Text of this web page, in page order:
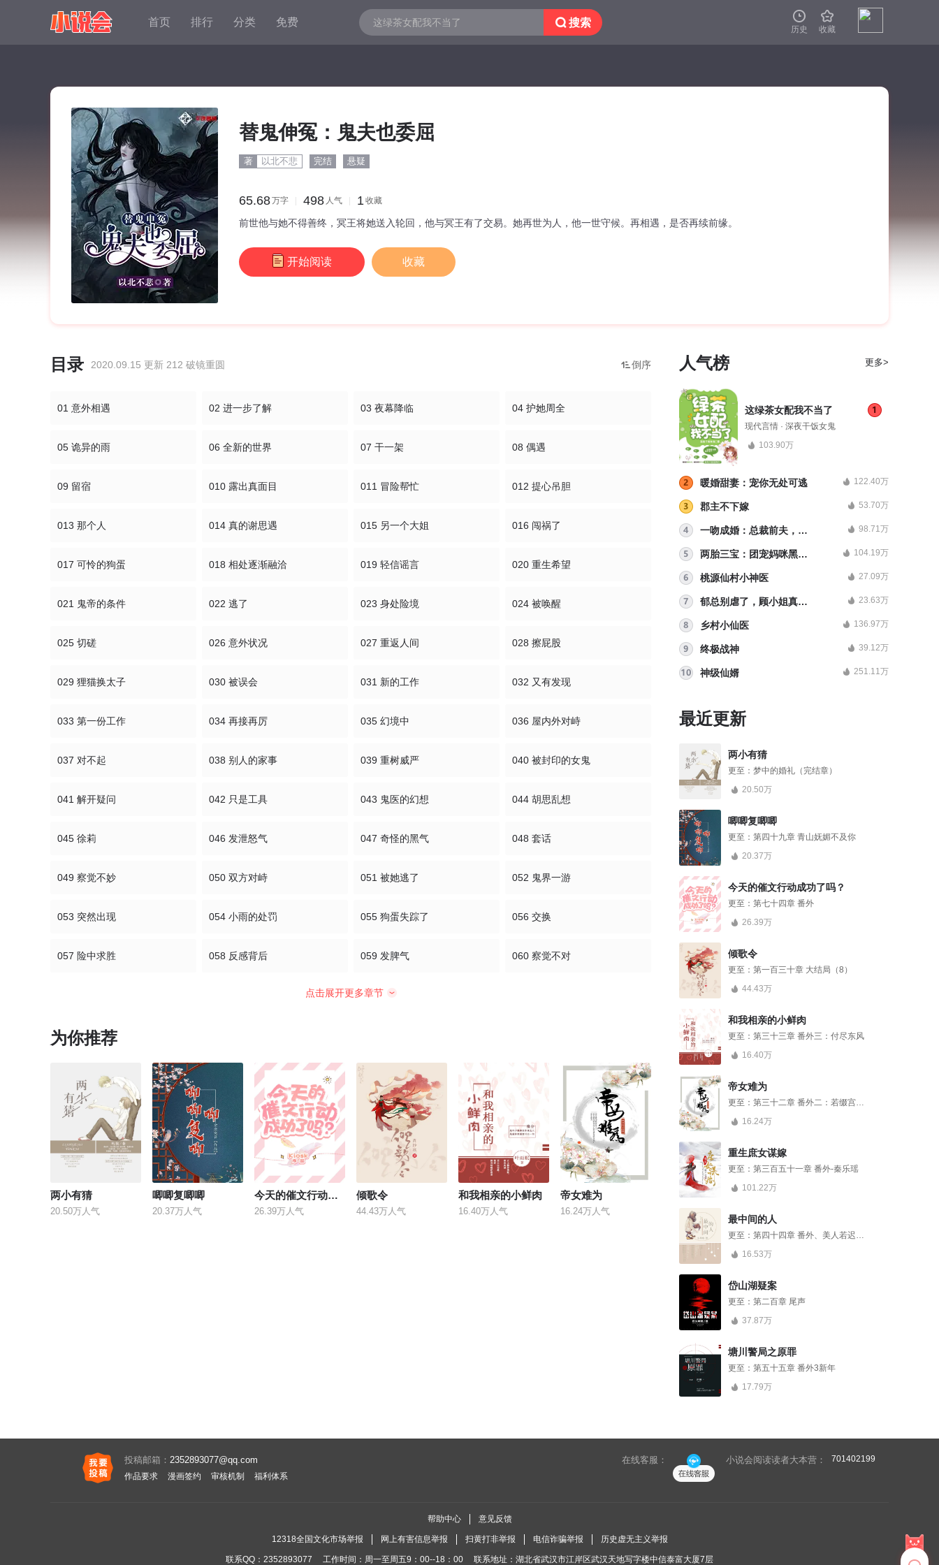
替鬼伸冤：鬼夫也委屈
著 以北不悲 完结 悬疑
65.68万字 498 人气 1收藏
前世他与她不得善终，冥王将她送入轮回，他与冥王有了交易。她再世为人，他一世守候。再相遇，是否再续前缘。
开始阅读 收藏
目录 2020.09.15 更新 212 破镜重圆 倒序
01 意外相遇 02 进一步了解 03 夜幕降临 04 护她周全
05 诡异的雨 06 全新的世界 07 干一架 08 偶遇
09 留宿 010 露出真面目 011 冒险帮忙 012 提心吊胆
013 那个人 014 真的谢思遇 015 另一个大姐 016 闯祸了
017 可怜的狗蛋 018 相处逐渐融洽 019 轻信谣言 020 重生希望
021 鬼帝的条件 022 逃了 023 身处险境 024 被唤醒
025 切磋 026 意外状况 027 重返人间 028 擦屁股
029 狸猫换太子 030 被误会 031 新的工作 032 又有发现
033 第一份工作 034 再接再厉 035 幻境中 036 屋内外对峙
037 对不起 038 别人的家事 039 重树威严 040 被封印的女鬼
041 解开疑问 042 只是工具 043 鬼医的幻想 044 胡思乱想
045 徐莉 046 发泄怒气 047 奇怪的黑气 048 套话
049 察觉不妙 050 双方对峙 051 被她逃了 052 鬼界一游
053 突然出现 054 小雨的处罚 055 狗蛋失踪了 056 交换
057 险中求胜 058 反感背后 059 发脾气 060 察觉不对
063 找对了人
065 尴尬离场
069 停滞不前 070 去找他们 071 再去鬼屋
072 绝不同流合污 073 变换目标 074 黑佘的计划
076 谢思遇晕了 077 逃避 078 谈崩了 079 郁小雨丢了
080 徐莉的秘密 082 即将逃脱 081 看得见摸得着
108 意外的现身 109 揪出来
117 只留下了背影 118 无声的抗争 119 第二次上门
点击展开更多章节
为你推荐
两小有猜
20.50万人气
唧唧复唧唧
20.37万人气
今天的催文行动成功了吗？
26.39万人气
倾歌令
44.43万人气
和我相亲的小鲜肉
16.40万人气
帝女难为
16.24万人气
重生庶女谋嫁
101.22万人气
最中间的人
人气榜 更多>
这绿茶女配我不当了
现代言情 · 深夜干饭女鬼
103.90万
暖婚甜妻：宠你无处可逃 122.40万
郡主不下嫁 53.70万
一吻成婚：总裁前夫，求放过 98.71万
两胎三宝：团宠妈咪黑化了 104.19万
桃源仙村小神医 27.09万
郁总别虐了，顾小姐真的在相亲 23.63万
乡村小仙医 136.97万
终极战神 39.12万
神级仙婿 251.11万
最近更新
两小有猜
更至： 梦中的婚礼（完结章）
20.50万
唧唧复唧唧
更至： 第四十九章 青山妩媚不及你
20.37万
今天的催文行动成功了吗？
更至： 第七十四章 番外
26.39万
倾歌令
更至： 第一百三十章 大结局（8）
44.43万
和我相亲的小鲜肉
更至： 第三十三章 番外三：付尽东风
16.40万
帝女难为
更至： 第三十二章 番外二：若缀宫的桃花
16.24万
重生庶女谋嫁
更至： 第三百五十一章 番外-秦乐瑶
101.22万
最中间的人
更至： 第四十四章 番外、美人若迟暮，我为你点灯
16.53万
岱山湖疑案
更至： 第二百章 尾声
37.87万
塘川警局之原罪
更至： 第五十五章 番外3新年
17.79万
首页 排行 分类 免费  搜索 
历史

收藏
投稿邮箱： 2352893077@qq.com
作品要求 漫画签约 审核机制 福利体系
在线客服： 小说会阅读读者大本营： 701402199
帮助中心 意见反馈
12318全国文化市场举报 网上有害信息举报 扫黄打非举报 电信诈骗举报 历史虚无主义举报
联系QQ： 2352893077 工作时间：周一至周五9：00--18：00 联系地址：湖北省武汉市江岸区武汉天地写字楼中信泰富大厦7层